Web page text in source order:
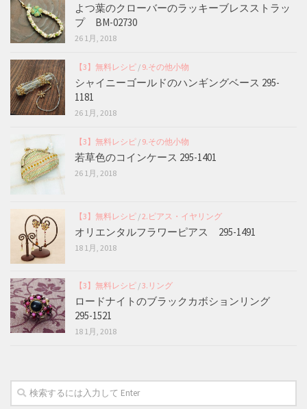
よつ葉のクローバーのラッキーブレスストラッ
プ BM-02730
26 1月, 2018
【3】無料レシピ / 9.その他小物
シャイニーゴールドのハンギングベース 295-
1181
26 1月, 2018
【3】無料レシピ / 9.その他小物
若草色のコインケース 295-1401
26 1月, 2018
【3】無料レシピ /2.ピアス・イヤリング
オリエンタルフラワーピアス 295-1491
18 1月, 2018
【3】無料レシピ /3.リング
ロードナイトのブラックカボションリング
295-1521
18 1月, 2018